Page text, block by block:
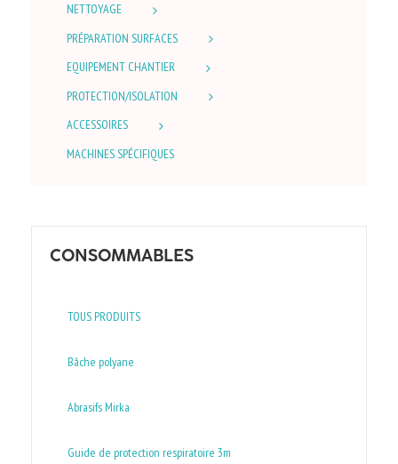
NETTOYAGE
PRÉPARATION SURFACES
EQUIPEMENT CHANTIER
PROTECTION/ISOLATION
ACCESSOIRES
MACHINES SPÉCIFIQUES
CONSOMMABLES
TOUS PRODUITS
Bâche polyane
Abrasifs Mirka
Guide de protection respiratoire 3m